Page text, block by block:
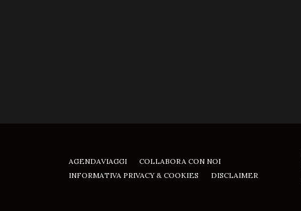
AGENDAVIAGGI
COLLABORA CON NOI
INFORMATIVA PRIVACY & COOKIES
DISCLAIMER